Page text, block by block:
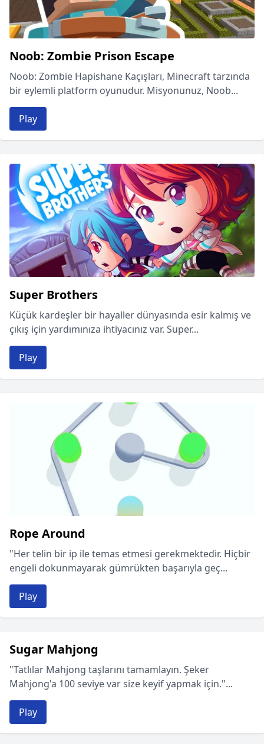
Noob: Zombie Prison Escape
Noob: Zombie Hapishane Kaçışları, Minecraft tarzında
bir eylemli platform oyunudur. Misyonunuz, Noob...
Play
Super Brothers
Küçük kardeşler bir hayaller dünyasında esir kalmış ve
çıkış için yardımınıza ihtiyacınız var. Super...
Play
Rope Around
"Her telin bir ip ile temas etmesi gerekmektedir. Hiçbir
engeli dokunmayarak gümrükten başarıyla geç...
Play
Sugar Mahjong
"Tatlılar Mahjong taşlarını tamamlayın. Şeker
Mahjong'a 100 seviye var size keyif yapmak için."...
Play